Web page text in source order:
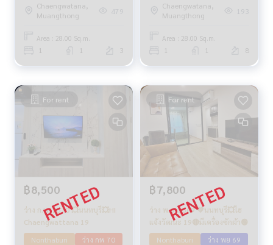
Chaengwatana,
Muangthong
479
Area : 28.00 Sq.m.
1 1 3
Chaengwatana,
Muangthong
193
Area : 28.00 Sq.m.
1 1 8
For rent
฿8,500
ว่าง ก.พ. 2570 💥นนทบุรี💥HI
Chaengwattana 19
Nonthaburi
ว่าง กพ 70
For rent
฿7,800
ว่าง พ.ย. 2569 💚นนทบุรี💥ไฮ
แจ้งวัฒนะ 19🔴มีเครื่องซักผ้า🟢
Nonthaburi
ว่าง พย 69